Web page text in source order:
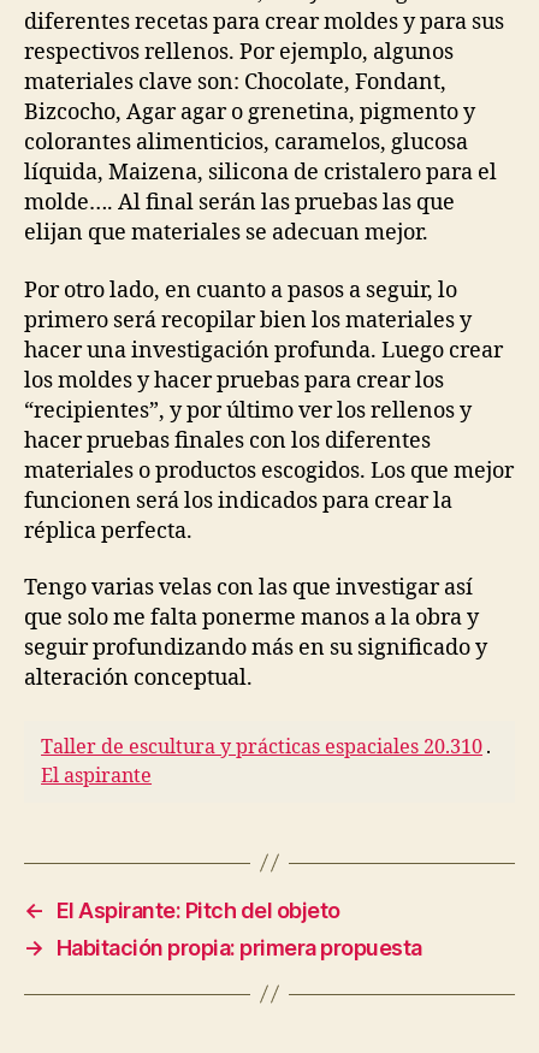
diferentes recetas para crear moldes y para sus
respectivos rellenos. Por ejemplo, algunos
materiales clave son: Chocolate, Fondant,
Bizcocho, Agar agar o grenetina, pigmento y
colorantes alimenticios, caramelos, glucosa
líquida, Maizena, silicona de cristalero para el
molde…. Al final serán las pruebas las que
elijan que materiales se adecuan mejor.
Por otro lado, en cuanto a pasos a seguir, lo
primero será recopilar bien los materiales y
hacer una investigación profunda. Luego crear
los moldes y hacer pruebas para crear los
“recipientes”, y por último ver los rellenos y
hacer pruebas finales con los diferentes
materiales o productos escogidos. Los que mejor
funcionen será los indicados para crear la
réplica perfecta.
Tengo varias velas con las que investigar así
que solo me falta ponerme manos a la obra y
seguir profundizando más en su significado y
alteración conceptual.
Taller de escultura y prácticas espaciales 20.310 .
El aspirante
←
El Aspirante: Pitch del objeto
→
Habitación propia: primera propuesta